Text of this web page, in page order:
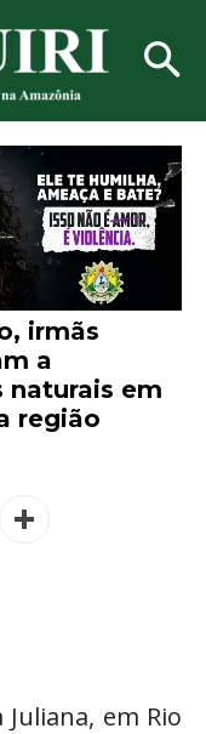
irmãs
a
naturais em
região
em Rio